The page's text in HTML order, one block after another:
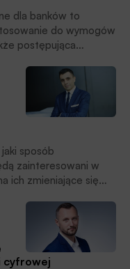
dla banków to
do wymogów
postępująca
klientów.
sposób
zainteresowani w
ich zmieniające się
Czy banki
Na te oraz inne
Head of Asseco
cyfrowej